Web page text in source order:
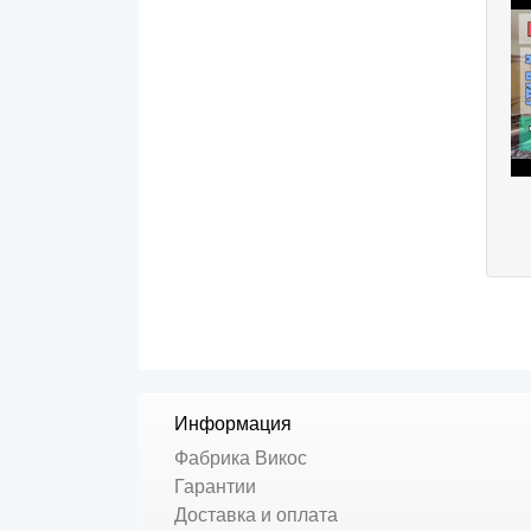
Информация
Фабрика Викос
Гарантии
Доставка и оплата